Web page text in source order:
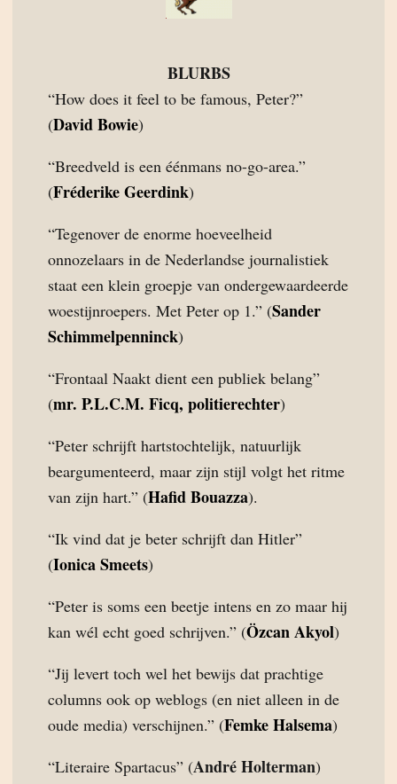
BLURBS
“How does it feel to be famous, Peter?”
(David Bowie)
“Breedveld is een éénmans no-go-area.”
(Fréderike Geerdink)
“Tegenover de enorme hoeveelheid
onnozelaars in de Nederlandse journalistiek
staat een klein groepje van ondergewaardeerde
woestijnroepers. Met Peter op 1.” (Sander
Schimmelpenninck)
“Frontaal Naakt dient een publiek belang”
(mr. P.L.C.M. Ficq, politierechter)
“Peter schrijft hartstochtelijk, natuurlijk
beargumenteerd, maar zijn stijl volgt het ritme
van zijn hart.” (Hafid Bouazza).
“Ik vind dat je beter schrijft dan Hitler”
(Ionica Smeets)
“Peter is soms een beetje intens en zo maar hij
kan wél echt goed schrijven.” (Özcan Akyol)
“Jij levert toch wel het bewijs dat prachtige
columns ook op weblogs (en niet alleen in de
oude media) verschijnen.” (Femke Halsema)
“Literaire Spartacus” (André Holterman)